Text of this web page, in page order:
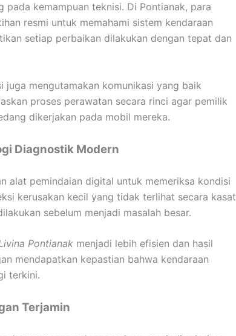
pada kemampuan teknisi. Di Pontianak, para
resmi untuk memahami sistem kendaraan
setiap perbaikan dilakukan dengan tepat dan
juga mengutamakan komunikasi yang baik
proses perawatan secara rinci agar pemilik
dikerjakan pada mobil mereka.
Diagnostik Modern
alat pemindaian digital untuk memeriksa kondisi
kerusakan kecil yang tidak terlihat secara kasat
sebelum menjadi masalah besar.
Pontianakmenjadi lebih efisien dan hasil
mendapatkan kepastian bahwa kendaraan
terkini.
Terjamin